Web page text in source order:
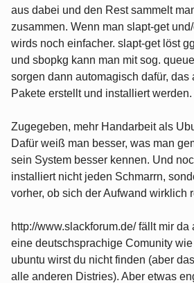
aus dabei und den Rest sammelt
zusammen. Wenn man slapt-get
wirds noch einfacher. slapt-get löst
und sbopkg kann man mit sog.
sorgen dann automagisch dafür, das
Pakete erstellt und installiert werden.
Zugegeben, mehr Handarbeit als
Dafür weiß man besser, was man
sein System besser kennen. Und
installiert nicht jeden Schmarrn,
vorher, ob sich der Aufwand wirklich
http://www.slackforum.de/ fällt mir da
eine deutschsprachige Comunity
ubuntu wirst du nicht finden (aber
alle anderen Distries). Aber etwas